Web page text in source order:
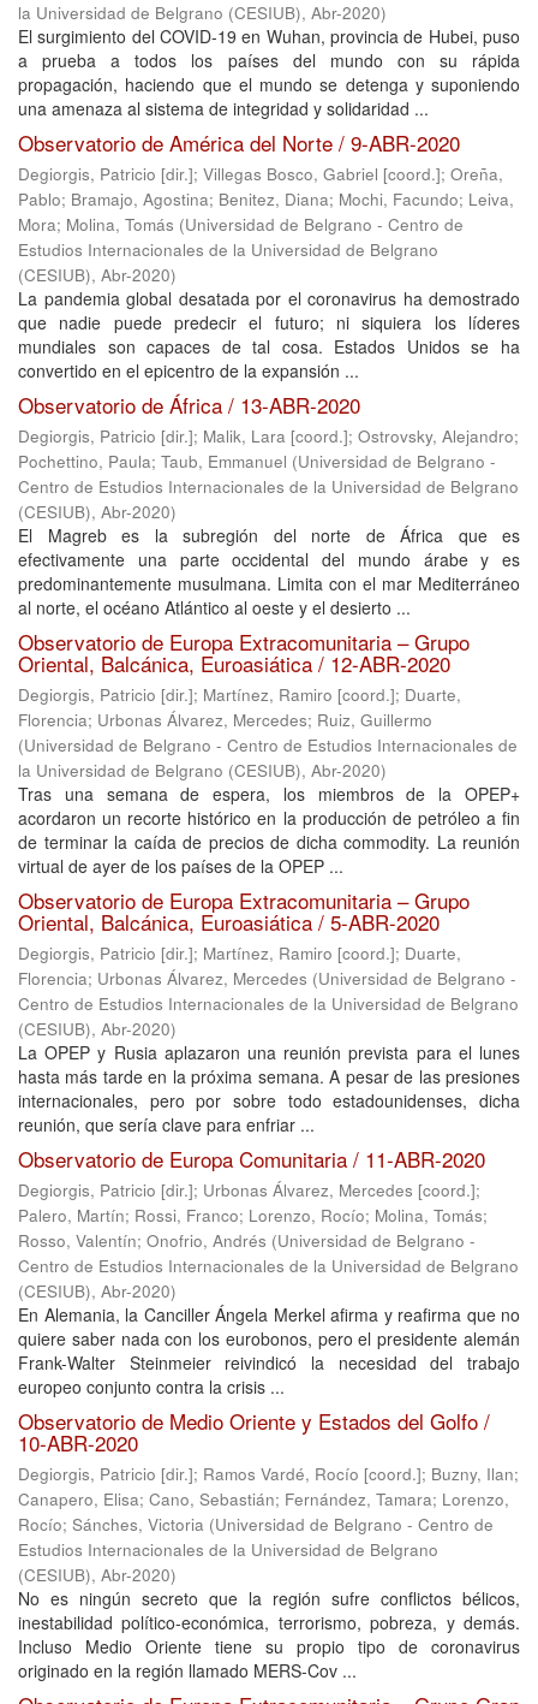
la Universidad de Belgrano (CESIUB), Abr-2020)
El surgimiento del COVID-19 en Wuhan, provincia de Hubei, puso
a prueba a todos los países del mundo con su rápida
propagación, haciendo que el mundo se detenga y suponiendo
una amenaza al sistema de integridad y solidaridad ...
Observatorio de América del Norte / 9-ABR-2020
Degiorgis, Patricio [dir.]; Villegas Bosco, Gabriel [coord.]; Oreña,
Pablo; Bramajo, Agostina; Benitez, Diana; Mochi, Facundo; Leiva,
Mora; Molina, Tomás (Universidad de Belgrano - Centro de
Estudios Internacionales de la Universidad de Belgrano
(CESIUB), Abr-2020)
La pandemia global desatada por el coronavirus ha demostrado
que nadie puede predecir el futuro; ni siquiera los líderes
mundiales son capaces de tal cosa. Estados Unidos se ha
convertido en el epicentro de la expansión ...
Observatorio de África / 13-ABR-2020
Degiorgis, Patricio [dir.]; Malik, Lara [coord.]; Ostrovsky, Alejandro;
Pochettino, Paula; Taub, Emmanuel (Universidad de Belgrano -
Centro de Estudios Internacionales de la Universidad de Belgrano
(CESIUB), Abr-2020)
El Magreb es la subregión del norte de África que es
efectivamente una parte occidental del mundo árabe y es
predominantemente musulmana. Limita con el mar Mediterráneo
al norte, el océano Atlántico al oeste y el desierto ...
Observatorio de Europa Extracomunitaria – Grupo
Oriental, Balcánica, Euroasiática / 12-ABR-2020
Degiorgis, Patricio [dir.]; Martínez, Ramiro [coord.]; Duarte,
Florencia; Urbonas Álvarez, Mercedes; Ruiz, Guillermo
(Universidad de Belgrano - Centro de Estudios Internacionales de
la Universidad de Belgrano (CESIUB), Abr-2020)
Tras una semana de espera, los miembros de la OPEP+
acordaron un recorte histórico en la producción de petróleo a fin
de terminar la caída de precios de dicha commodity. La reunión
virtual de ayer de los países de la OPEP ...
Observatorio de Europa Extracomunitaria – Grupo
Oriental, Balcánica, Euroasiática / 5-ABR-2020
Degiorgis, Patricio [dir.]; Martínez, Ramiro [coord.]; Duarte,
Florencia; Urbonas Álvarez, Mercedes (Universidad de Belgrano -
Centro de Estudios Internacionales de la Universidad de Belgrano
(CESIUB), Abr-2020)
La OPEP y Rusia aplazaron una reunión prevista para el lunes
hasta más tarde en la próxima semana. A pesar de las presiones
internacionales, pero por sobre todo estadounidenses, dicha
reunión, que sería clave para enfriar ...
Observatorio de Europa Comunitaria / 11-ABR-2020
Degiorgis, Patricio [dir.]; Urbonas Álvarez, Mercedes [coord.];
Palero, Martín; Rossi, Franco; Lorenzo, Rocío; Molina, Tomás;
Rosso, Valentín; Onofrio, Andrés (Universidad de Belgrano -
Centro de Estudios Internacionales de la Universidad de Belgrano
(CESIUB), Abr-2020)
En Alemania, la Canciller Ángela Merkel afirma y reafirma que no
quiere saber nada con los eurobonos, pero el presidente alemán
Frank-Walter Steinmeier reivindicó la necesidad del trabajo
europeo conjunto contra la crisis ...
Observatorio de Medio Oriente y Estados del Golfo /
10-ABR-2020
Degiorgis, Patricio [dir.]; Ramos Vardé, Rocío [coord.]; Buzny, Ilan;
Canapero, Elisa; Cano, Sebastián; Fernández, Tamara; Lorenzo,
Rocío; Sánches, Victoria (Universidad de Belgrano - Centro de
Estudios Internacionales de la Universidad de Belgrano
(CESIUB), Abr-2020)
No es ningún secreto que la región sufre conflictos bélicos,
inestabilidad político-económica, terrorismo, pobreza, y demás.
Incluso Medio Oriente tiene su propio tipo de coronavirus
originado en la región llamado MERS-Cov ...